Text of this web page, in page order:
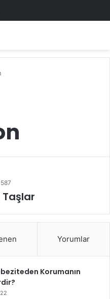
Nelerdir?
587
Yorumlar
Korumanın